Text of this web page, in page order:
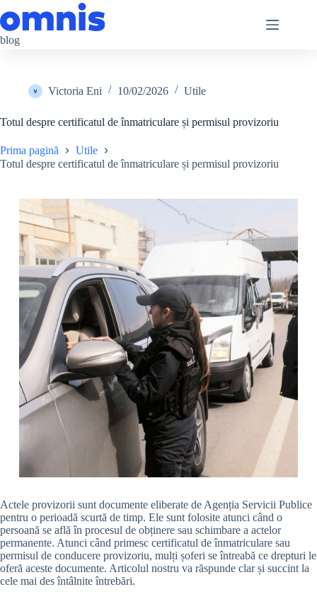
la
conținut
blog
Victoria Eni 10/02/2026 Utile
Totul despre certificatul de înmatriculare și permisul provizoriu
Prima pagină
Utile
Totul despre certificatul de înmatriculare și permisul provizoriu
Actele provizorii sunt documente eliberate de Agenția Servicii Publice
pentru o perioadă scurtă de timp. Ele sunt folosite atunci când o
persoană se află în procesul de obținere sau schimbare a actelor
permanente. Atunci când primesc certificatul de înmatriculare sau
permisul de conducere provizoriu, mulți șoferi se întreabă ce drepturi le
oferă aceste documente. Articolul nostru va răspunde clar și succint la
cele mai des întâlnite întrebări.